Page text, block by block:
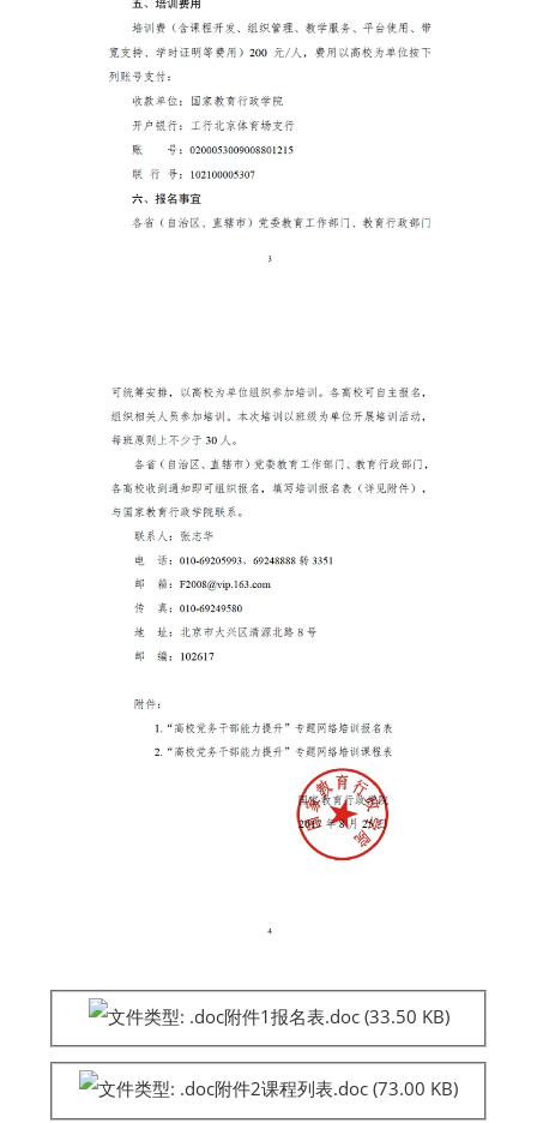
附件1报名表.doc(33.50 KB)
附件2课程列表.doc (73.00 KB)